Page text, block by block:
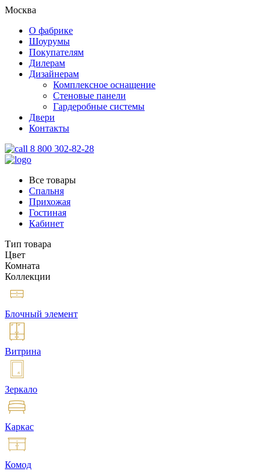
Москва
О фабрике
Шоурумы
Покупателям
Дилерам
Дизайнерам
Комплексное оснащение
Стеновые панели
Гардеробные системы
Двери
Контакты
8 800 302-82-28
Все товары
Спальня
Прихожая
Гостиная
Кабинет
Тип товара
Цвет
Комната
Коллекции
Блочный элемент
Витрина
Зеркало
Каркас
Комод